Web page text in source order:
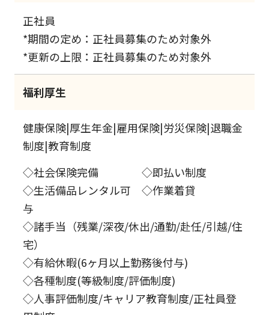
正社員
*期間の定め：正社員募集のため対象外
*更新の上限：正社員募集のため対象外
福利厚生
健康保険|厚生年金|雇用保険|労災保険|退職金
制度|教育制度
◇社会保険完備 ◇即払い制度
◇生活備品レンタル可 ◇作業着貸
与
◇諸手当（残業/深夜/休出/通勤/赴任/引越/住
宅）
◇有給休暇(6ヶ月以上勤務後付与)
◇各種制度(等級制度/評価制度)
◇人事評価制度/キャリア教育制度/正社員登